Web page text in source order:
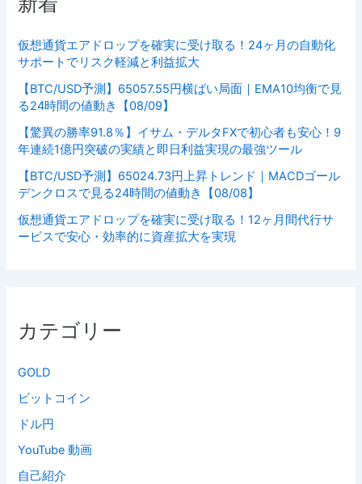
仮想通貨エアドロップを確実に受け取る！24ヶ月の自動化
サポートでリスク軽減と利益拡大
【BTC/USD予測】65057.55円横ばい局面｜EMA10均衡で見
る24時間の値動き【08/09】
【驚異の勝率91.8％】イサム・デルタFXで初心者も安心！9
年連続1億円突破の実績と即日利益実現の最強ツール
【BTC/USD予測】65024.73円上昇トレンド｜MACDゴール
デンクロスで見る24時間の値動き【08/08】
仮想通貨エアドロップを確実に受け取る！12ヶ月間代行サ
ービスで安心・効率的に資産拡大を実現
カテゴリー
GOLD
ビットコイン
ドル円
YouTube 動画
自己紹介